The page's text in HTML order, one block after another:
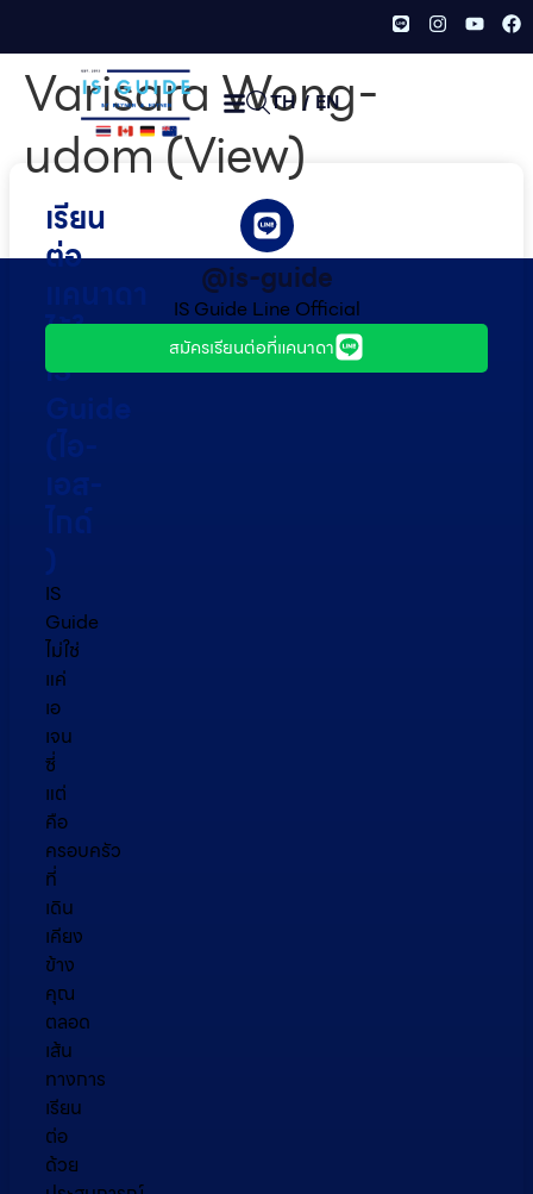
TH / EN
Varisara Wong-
udom (View)
เรียน
ต่อ
ไว้ใจ
IS
Guide
(ไอ-
เอส-
ไกด์​
)
IS
Guide
ไม่ใช่
แค่
เอ
เจน
ซี่
แต่
คือ
ครอบครัว
ที่
เดิน
เคียง
ข้าง
คุณ
ตลอด
เส้น
ทางการ
เรียน
ต่อ
ด้วย
@is-guide
IS Guide Line Official
สมัครเรียนต่อที่แคนาดา